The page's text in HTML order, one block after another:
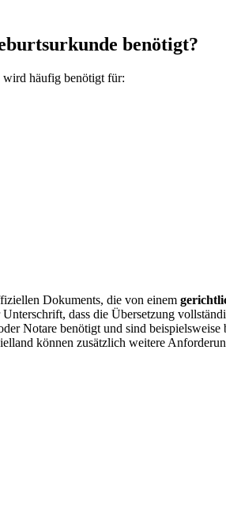
benötigt?
wird häufig benötigt für:
Dokuments, die von einem
dass die Übersetzung
Notare benötigt und sind
können zusätzlich weitere